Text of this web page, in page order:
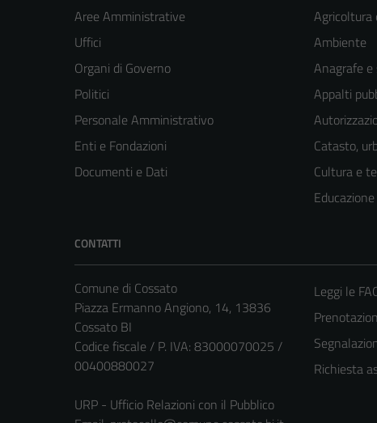
Aree Amministrative
Uffici
Organi di Governo
Politici
Personale Amministrativo
Enti e Fondazioni
Documenti e Dati
Agricoltura
Ambiente
Anagrafe
Appalti
Catasto,
Cultura e
CONTATTI
Comune di Cossato
Piazza Ermanno Angiono, 14, 13836
Cossato BI
Codice fiscale / P. IVA: 83000070025 /
00400880027
URP - Ufficio Relazioni con il Pubblico
Leggi le
Richiesta